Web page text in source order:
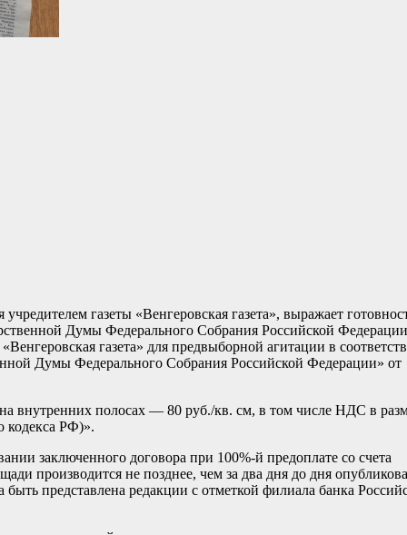
газеты «Венгеровская газета», выражает
Думы Федерального Собрания Российской Федерации
газета» для предвыборной агитации в
Думы Федерального Собрания Российской Федерации» от
внутренних полосах — 80 руб./кв. см, в том числе НДС в
кодекса РФ)».
заключенного договора при 100%-й предоплате со счета
производится не позднее, чем за два дня до дня
представлена редакции с отметкой филиала банка